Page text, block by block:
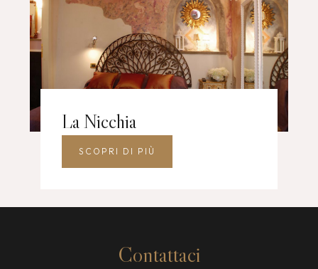
La Nicchia
SCOPRI DI PIÙ
Contattaci